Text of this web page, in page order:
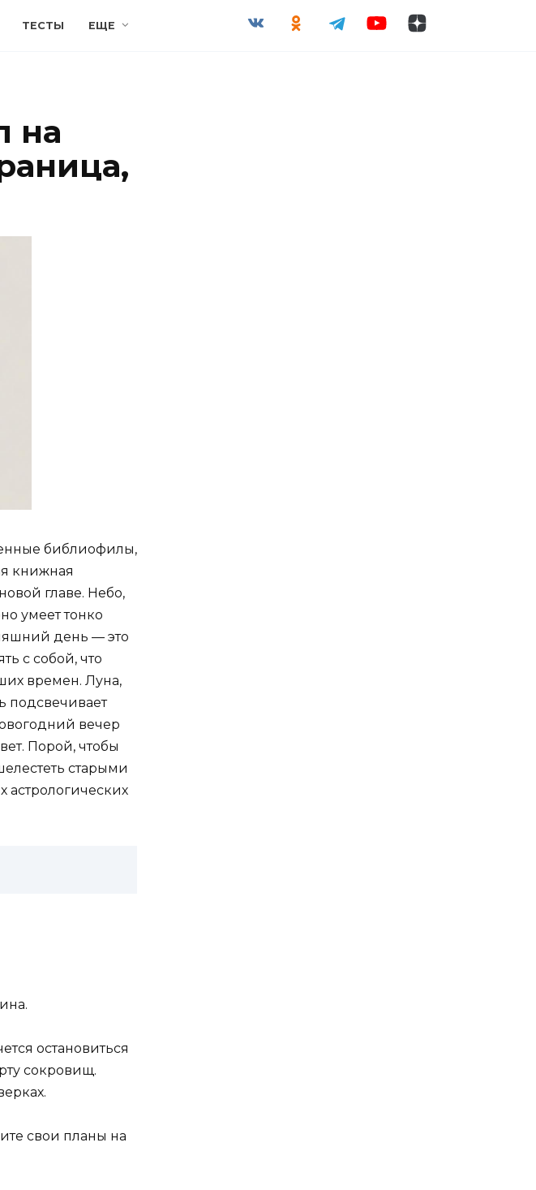
ТЕСТЫ ЕЩЕ
на
библиофилы,
книжная
главе. Небо,
умеет тонко
день — это
с собой, что
времен. Луна,
подсвечивает
вечер
Порой, чтобы
старыми
астрологических
остановиться
сокровищ.
свои планы на